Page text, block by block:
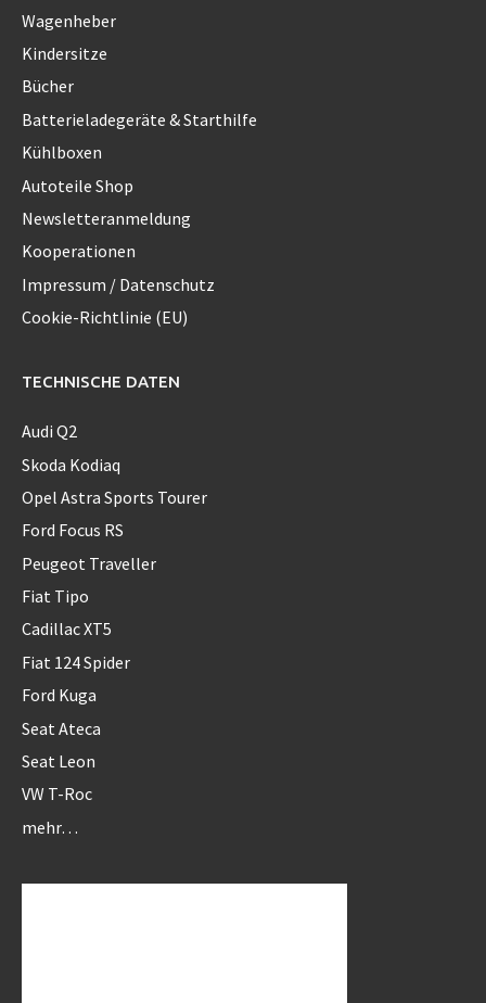
Wagenheber
Kindersitze
Bücher
Batterieladegeräte & Starthilfe
Kühlboxen
Autoteile Shop
Newsletteranmeldung
Kooperationen
Impressum / Datenschutz
Cookie-Richtlinie (EU)
TECHNISCHE DATEN
Audi Q2
Skoda Kodiaq
Opel Astra Sports Tourer
Ford Focus RS
Peugeot Traveller
Fiat Tipo
Cadillac XT5
Fiat 124 Spider
Ford Kuga
Seat Ateca
Seat Leon
VW T-Roc
mehr…